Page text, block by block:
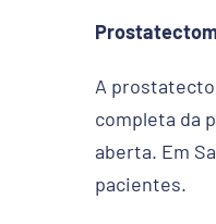
A
completa da
aberta. Em
pacientes.